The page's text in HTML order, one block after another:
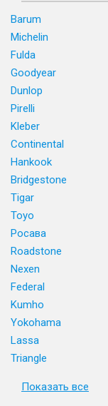
Barum
Michelin
Fulda
Goodyear
Dunlop
Pirelli
Kleber
Continental
Hankook
Bridgestone
Tigar
Toyo
Росава
Roadstone
Nexen
Federal
Kumho
Yokohama
Lassa
Triangle
Показать все